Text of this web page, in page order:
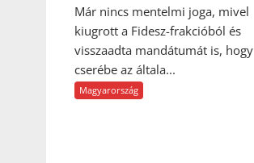
Már nincs mentelmi joga, mivel
kiugrott a Fidesz-frakcióból és
visszaadta mandátumát is, hogy
cserébe az általa...
Magyarország